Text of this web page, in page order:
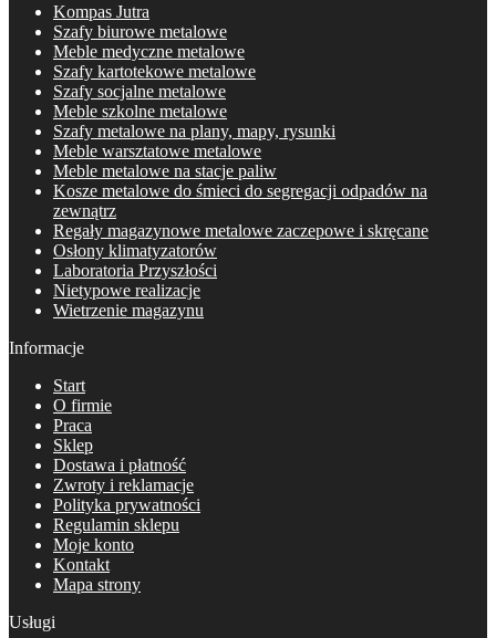
Kompas Jutra
Szafy biurowe metalowe
Meble medyczne metalowe
Szafy kartotekowe metalowe
Szafy socjalne metalowe
Meble szkolne metalowe
Szafy metalowe na plany, mapy, rysunki
Meble warsztatowe metalowe
Meble metalowe na stacje paliw
Kosze metalowe do śmieci do segregacji odpadów na
zewnątrz
Regały magazynowe metalowe zaczepowe i skręcane
Osłony klimatyzatorów
Laboratoria Przyszłości
Nietypowe realizacje
Wietrzenie magazynu
Informacje
Start
O firmie
Praca
Sklep
Dostawa i płatność
Zwroty i reklamacje
Polityka prywatności
Regulamin sklepu
Moje konto
Kontakt
Mapa strony
Usługi